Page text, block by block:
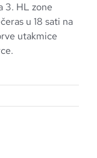
3. HL zone
u 18 sati na
utakmice